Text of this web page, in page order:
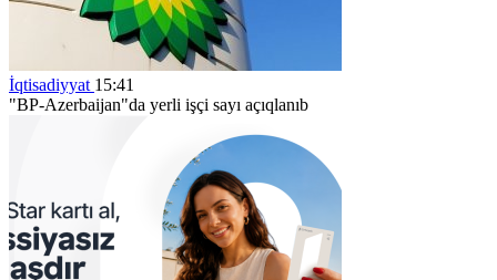
İqtisadiyyat 15:41
"BP-Azerbaijan"da yerli işçi sayı açıqlanıb